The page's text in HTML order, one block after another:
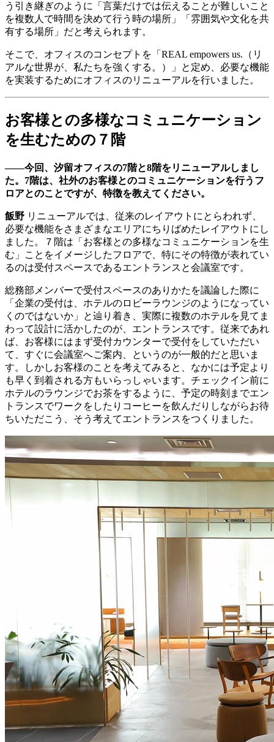
う引き継ぎのように「言葉だけでは伝えることが難しいこと
を複数人で時間を決めて行う時の場所」「雰囲気や文化を共
有する場所」だと考えられます。
そこで、オフィスのコンセプトを「REAL empowers us.（リ
アルな世界が、私たちを強くする。）」と定め、必要な機能
を実装するためにオフィスのリニューアルを行いました。
お客様との多様なコミュニケーション
を生むための７階
――今回、汐留オフィスの7階と8階をリニューアルしまし
た。7階は、社外のお客様とのコミュニケーションを行うフ
ロアとのことですが、特徴を教えてください。
飯野 リニューアルでは、従来のレイアウトにとらわれず、
必要な機能をさまざまなエリアにちりばめたレイアウトにし
ました。７階は「お客様との多様なコミュニケーションを生
む」ことをイメージしたフロアで、特にその特徴が表れてい
るのは受付スペースであるエントランスと会議室です。
総務部メンバーで受付スペースのありかたを議論した際に
「企業の受付は、ホテルのロビーラウンジのようになってい
くのではないか」と辿り着き、実際に複数のホテルを見てま
わって設計に活かしたのが、エントランスです。従来であれ
ば、お客様にはまず受付カウンターで受付をしていただい
て、すぐに会議室へご案内、というのが一般的だと思いま
す。しかしお客様のことを考えてみると、なかには予定より
も早く到着される方もいらっしゃいます。チェックイン前に
ホテルのラウンジでお茶をするように、予定の時刻までエン
トランスでワークをしたりコーヒーを飲んだりしながらお待
ちいただこう、そう考えてエントランスをつくりました。